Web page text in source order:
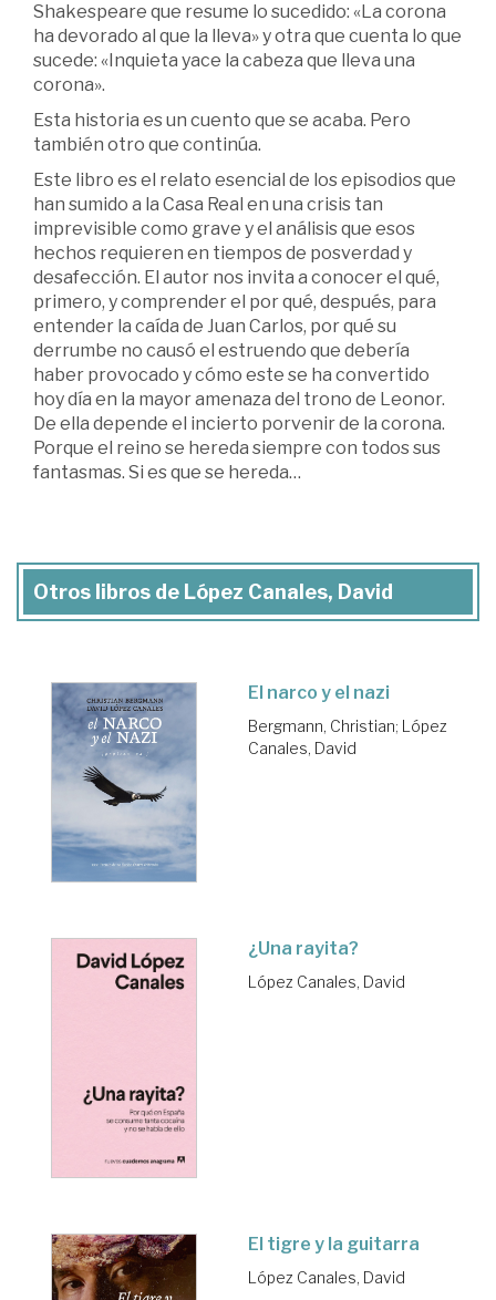
Shakespeare que resume lo sucedido: «La corona
ha devorado al que la lleva» y otra que cuenta lo que
sucede: «Inquieta yace la cabeza que lleva una
corona».
Esta historia es un cuento que se acaba. Pero
también otro que continúa.
Este libro es el relato esencial de los episodios que
han sumido a la Casa Real en una crisis tan
imprevisible como grave y el análisis que esos
hechos requieren en tiempos de posverdad y
desafección. El autor nos invita a conocer el qué,
primero, y comprender el por qué, después, para
entender la caída de Juan Carlos, por qué su
derrumbe no causó el estruendo que debería
haber provocado y cómo este se ha convertido
hoy día en la mayor amenaza del trono de Leonor.
De ella depende el incierto porvenir de la corona.
Porque el reino se hereda siempre con todos sus
fantasmas. Si es que se hereda…
Otros libros de López Canales, David
El narco y el nazi
Bergmann, Christian; López
Canales, David
¿Una rayita?
López Canales, David
El tigre y la guitarra
López Canales, David